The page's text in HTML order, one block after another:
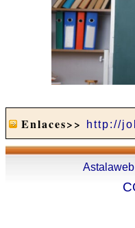
Enlaces>> http://
Astalaweb